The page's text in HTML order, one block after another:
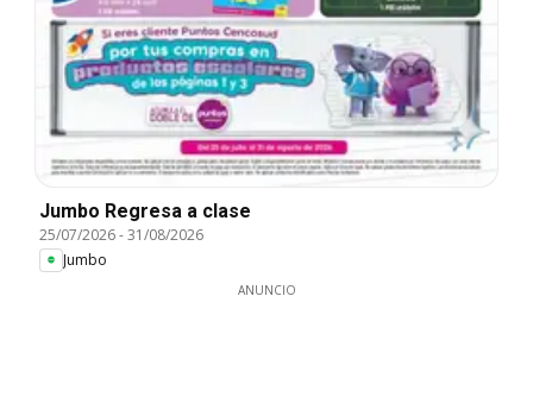
Jumbo Regresa a clase
25/07/2026-31/08/2026
Jumbo
ANUNCIO